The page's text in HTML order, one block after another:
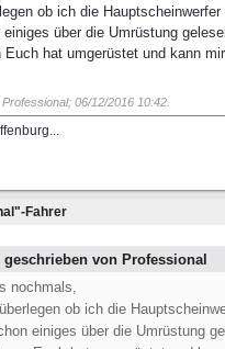
ob ich die
einiges über die Umrüstung
Euch hat umgerüstet und kann
06/12/2016 10:42
Fahrer
von Professional
nochmals,
ob ich die
einiges über die Umrüstung